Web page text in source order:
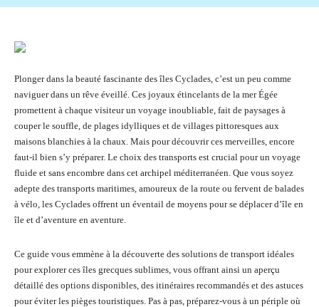
Plonger dans la beauté fascinante des îles Cyclades, c’est un peu comme
naviguer dans un rêve éveillé. Ces joyaux étincelants de la mer Égée
promettent à chaque visiteur un voyage inoubliable, fait de paysages à
couper le souffle, de plages idylliques et de villages pittoresques aux
maisons blanchies à la chaux. Mais pour découvrir ces merveilles, encore
faut-il bien s’y préparer. Le choix des transports est crucial pour un voyage
fluide et sans encombre dans cet archipel méditerranéen. Que vous soyez
adepte des transports maritimes, amoureux de la route ou fervent de balades
à vélo, les Cyclades offrent un éventail de moyens pour se déplacer d’île en
île et d’aventure en aventure.
Ce guide vous emmène à la découverte des solutions de transport idéales
pour explorer ces îles grecques sublimes, vous offrant ainsi un aperçu
détaillé des options disponibles, des itinéraires recommandés et des astuces
pour éviter les pièges touristiques. Pas à pas, préparez-vous à un périple où